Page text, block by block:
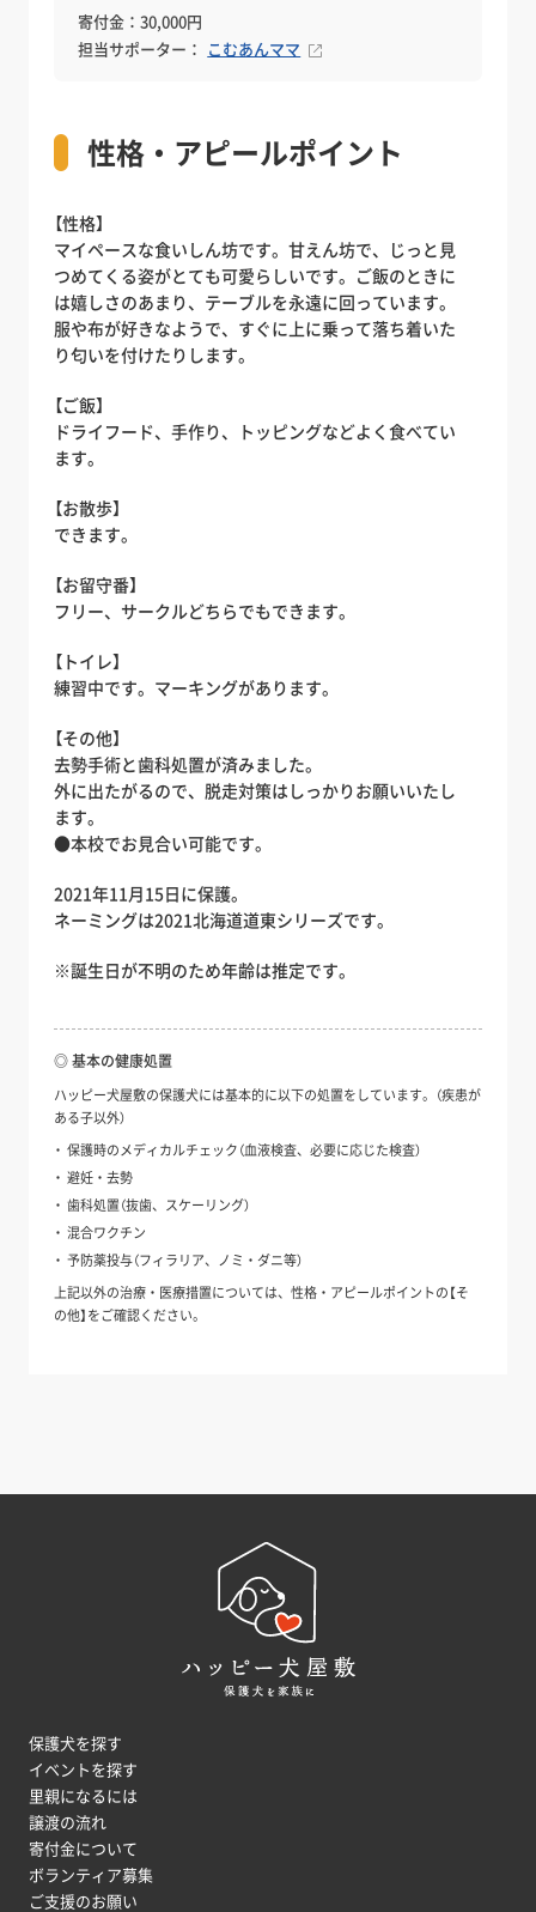
寄付金：30,000円
担当サポーター： こむあんママ
性格・アピールポイント
【性格】
マイペースな食いしん坊です。甘えん坊で、じっと見
つめてくる姿がとても可愛らしいです。ご飯のときに
は嬉しさのあまり、テーブルを永遠に回っています。
服や布が好きなようで、すぐに上に乗って落ち着いた
り匂いを付けたりします。
【ご飯】
ドライフード、手作り、トッピングなどよく食べてい
ます。
【お散歩】
できます。
【お留守番】
フリー、サークルどちらでもできます。
【トイレ】
練習中です。マーキングがあります。
【その他】
去勢手術と歯科処置が済みました。
外に出たがるので、脱走対策はしっかりお願いいたし
ます。
●本校でお見合い可能です。
2021年11月15日に保護。
ネーミングは2021北海道道東シリーズです。
※誕生日が不明のため年齢は推定です。
◎ 基本の健康処置
ハッピー犬屋敷の保護犬には基本的に以下の処置をしています。（疾患が
ある子以外）
保護時のメディカルチェック（血液検査、必要に応じた検査）
避妊・去勢
歯科処置（抜歯、スケーリング）
混合ワクチン
予防薬投与（フィラリア、ノミ・ダニ等）
上記以外の治療・医療措置については、性格・アピールポイントの【そ
の他】をご確認ください。
保護犬を探す
イベントを探す
里親になるには
譲渡の流れ
寄付金について
ボランティア募集
ご支援のお願い